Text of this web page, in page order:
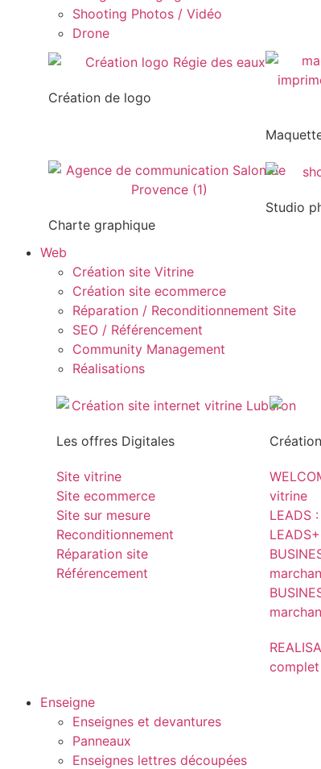
Shooting Photos / Vidéo
Drone
Création de logo
Charte graphique
Studio
Web
Création site Vitrine
Création site ecommerce
Réparation / Reconditionnement Site
SEO / Référencement
Community Management
Réalisations
Les offres Digitales
Site vitrine
Site ecommerce
Site sur mesure
Reconditionnement
Réparation site
Référencement
vitrine
LEADS
complet
Enseigne
Enseignes et devantures
Panneaux
Enseignes lettres découpées